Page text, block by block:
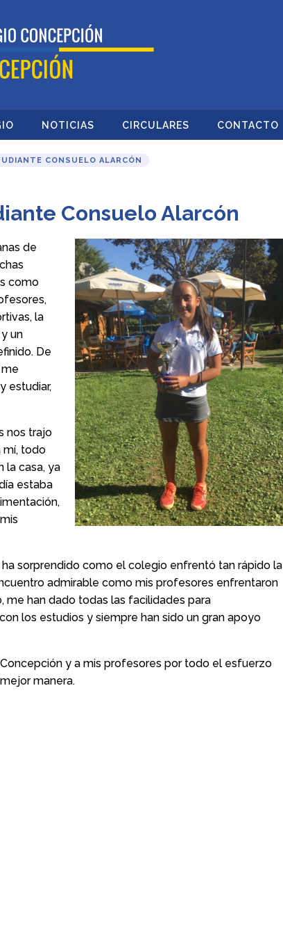
NOTICIAS CIRCULARES CONTACTO
CONSUELO ALARCÓN
Consuelo Alarcón
de
como
la
un
De
estudiar,
nos trajo
mí, todo
la casa, ya
estaba
sorprendido como el colegio enfrentó tan rápido la
admirable como mis profesores enfrentaron
me han dado todas las facilidades para
los estudios y siempre han sido un gran apoyo
y a mis profesores por todo el esfuerzo
manera.